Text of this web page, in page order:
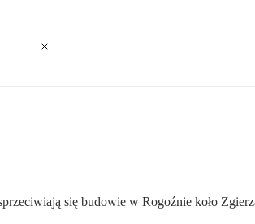
się budowie w Rogoźnie koło